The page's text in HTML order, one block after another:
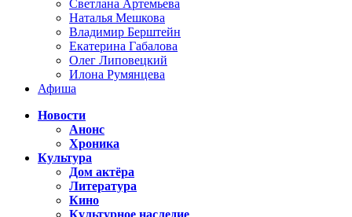
Светлана Артемьева
Наталья Мешкова
Владимир Берштейн
Екатерина Габалова
Олег Липовецкий
Илона Румянцева
Афиша
Новости
Анонс
Хроника
Культура
Дом актёра
Литература
Кино